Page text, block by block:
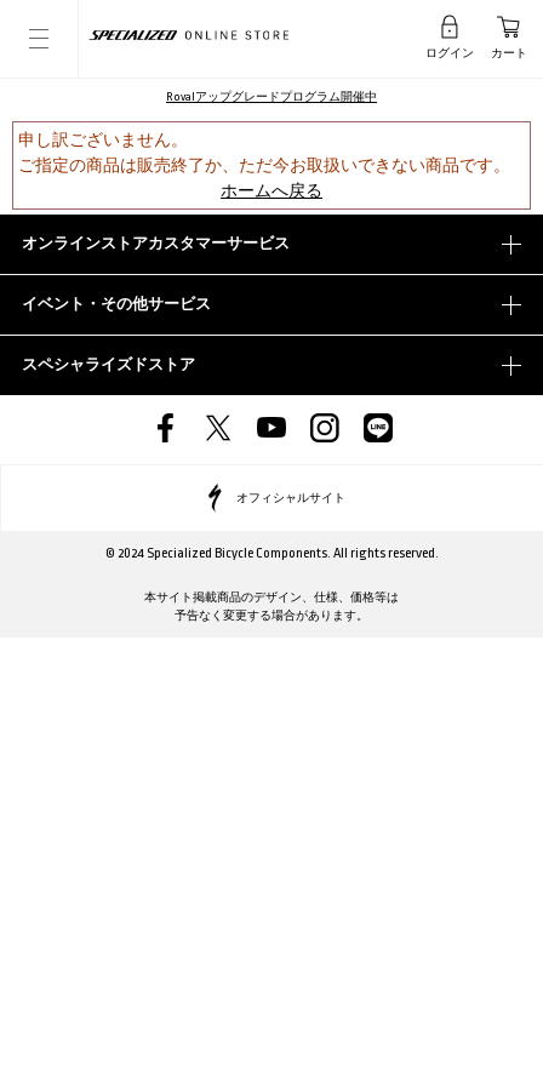
ログイン カート
Rovalアップグレードプログラム開催中
申し訳ございません。
ご指定の商品は販売終了か、ただ今お取扱いできない商品です。
ホームへ戻る
オンラインストアカスタマーサービス
イベント・その他サービス
スペシャライズドストア
オフィシャルサイト
© 2024 Specialized Bicycle Components. All rights reserved.
本サイト掲載商品のデザイン、仕様、価格等は
予告なく変更する場合があります。